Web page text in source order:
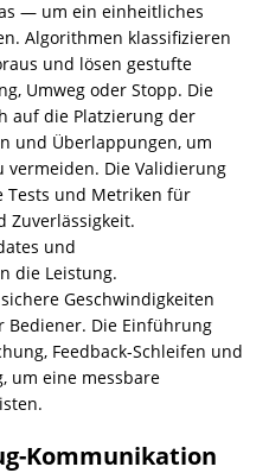
— um ein einheitliches
Algorithmen klassifizieren
und lösen gestufte
Umweg oder Stopp. Die
auf die Platzierung der
und Überlappungen, um
vermeiden. Die Validierung
Tests und Metriken für
Zuverlässigkeit.
und
die Leistung.
Geschwindigkeiten
Die Einführung
Feedback-Schleifen und
um eine messbare
Kommunikation